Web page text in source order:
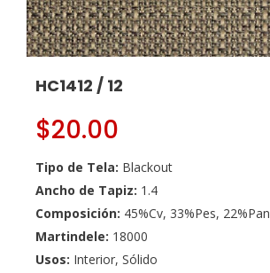
HC1412 / 12
$20.00
Tipo de Tela: Blackout
Ancho de Tapiz: 1.4
Composición: 45%Cv, 33%Pes, 22%Pan
Martindele: 18000
Usos: Interior, Sólido